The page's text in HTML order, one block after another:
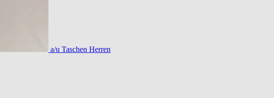
a/u Taschen Herren